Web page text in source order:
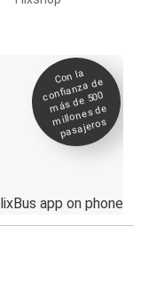
Con la
confianza de
más de 500
millones de
pasajeros